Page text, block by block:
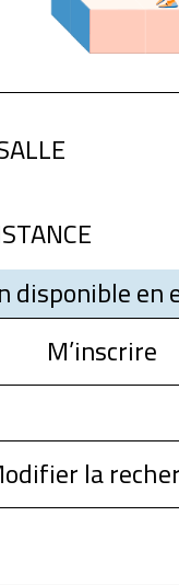
disponible en
M’inscrire
la